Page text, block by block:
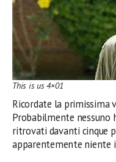
This is us 4×01
Ricordate la primissima
Probabilmente nessuno
ritrovati davanti cinque
apparentemente niente